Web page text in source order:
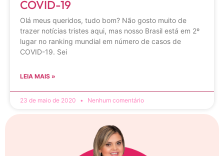
COVID-19
Olá meus queridos, tudo bom? Não gosto muito de
trazer notícias tristes aqui, mas nosso Brasil está em 2º
lugar no ranking mundial em número de casos de
COVID-19. Sei
LEIA MAIS »
23 de maio de 2020 Nenhum comentário